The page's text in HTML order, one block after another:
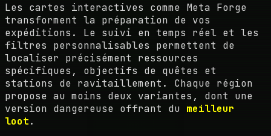
Les cartes interactives comme Meta Forge
transforment la préparation de vos
expéditions. Le suivi en temps réel et les
filtres personnalisables permettent de
localiser précisément ressources
spécifiques, objectifs de quêtes et
stations de ravitaillement. Chaque région
propose au moins deux variantes, dont une
version dangereuse offrant du meilleur
loot.